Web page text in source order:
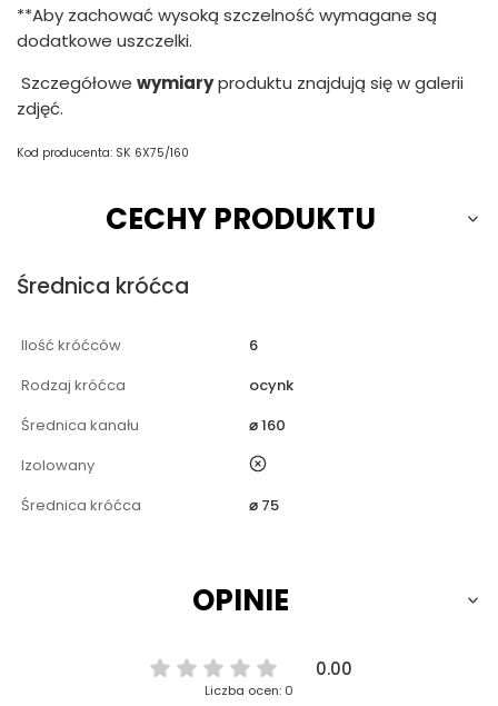
**Aby zachować wysoką szczelność wymagane są
dodatkowe uszczelki.
Szczegółowe wymiaryproduktu znajdują się w galerii
zdjęć.
Kod producenta: SK 6X75/160
CECHY PRODUKTU
Średnica króćca
Ilość króćców
6
Rodzaj króćca
ocynk
Średnica kanału
⌀ 160
Izolowany
nie
Średnica króćca
⌀ 75
OPINIE
0.00
Liczba ocen: 0